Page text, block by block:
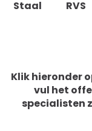
Staal RVS
Klik hieronder
vul het
specialisten